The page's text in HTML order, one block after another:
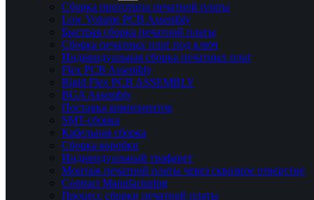
Сборка прототипа печатной платы
Low Volume PCB Assembly
Быстрая сборка печатной платы
Сборка печатных плат под ключ
Индивидуальная сборка печатных плат
Flex PCB Assembly
Rigid Flex PCB ASSEMBLY
BGA Assembly
Поставка компонентов
SMT-сборка
Кабельная сборка
Сборка коробки
Индивидуальный трафарет
Монтаж печатной платы через сквозное отверстие
Contract Manufacturing
Процесс сборки печатной платы